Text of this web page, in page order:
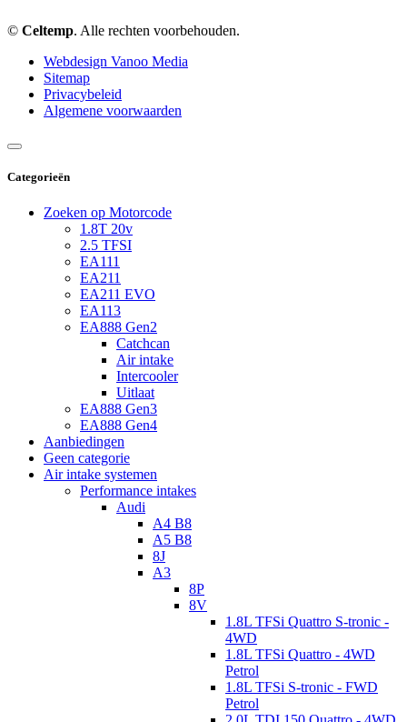
© Celtemp. Alle rechten voorbehouden.
Webdesign Vanoo Media
Sitemap
Privacybeleid
Algemene voorwaarden
Categorieën
Zoeken op Motorcode
1.8T 20v
2.5 TFSI
EA111
EA211
EA211 EVO
EA113
EA888 Gen2
Catchcan
Air intake
Intercooler
Uitlaat
EA888 Gen3
EA888 Gen4
Aanbiedingen
Geen categorie
Air intake systemen
Performance intakes
Audi
A4 B8
A5 B8
8J
A3
8P
8V
1.8L TFSi Quattro S-tronic -
4WD
1.8L TFSi Quattro - 4WD
Petrol
1.8L TFSi S-tronic - FWD
Petrol